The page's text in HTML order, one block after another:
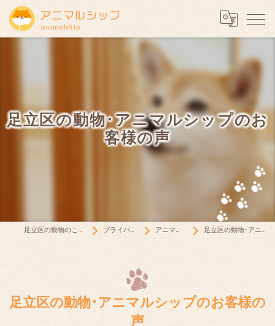
足立区の動物･アニマルシップのお
客様の声
足立区の動物のことならアニマルシップ プライバシーポリシー アニマルシップとは 足立区の動物･アニマルシップのお客様の声
足立区の動物･アニマルシップのお客様の
声